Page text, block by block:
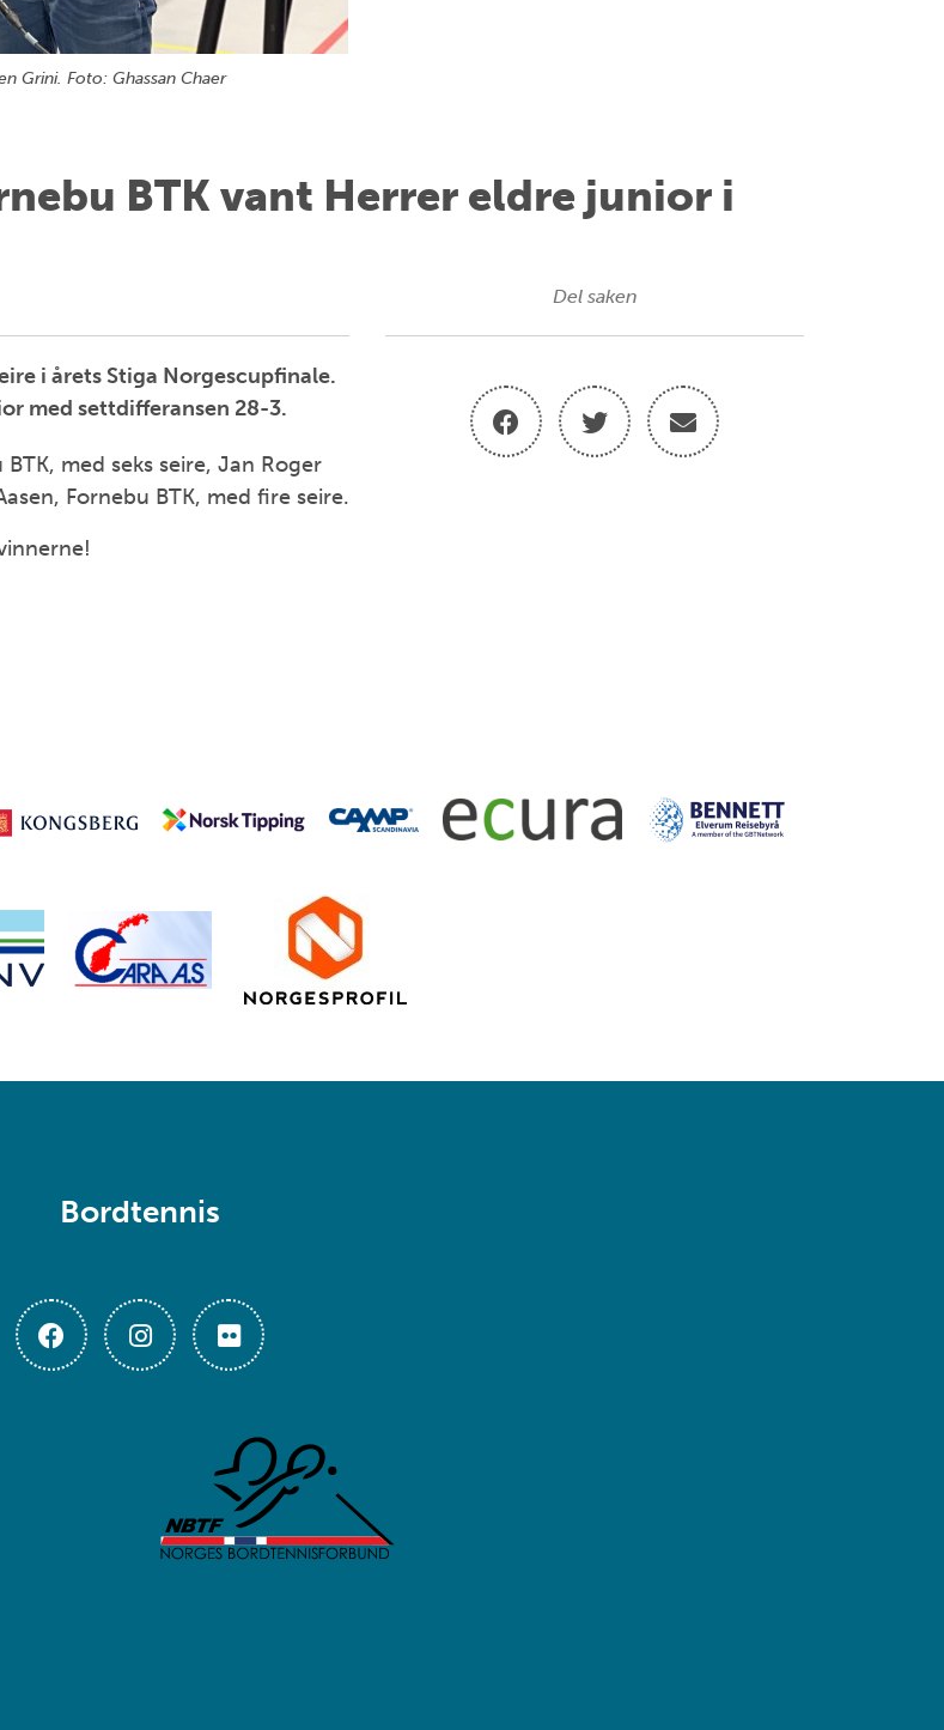
Grini. Foto: Ghassan Chaer
BTK vant Herrer eldre junior i
i årets Stiga Norgescupfinale.
med settdifferansen 28-3.
med seks seire, Jan Roger
Fornebu BTK, med fire seire.
Del saken
Bordtennis